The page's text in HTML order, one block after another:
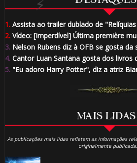
1.Assista ao trailer dublado de
2.Vídeo: [Imperdível] Última première
3.Nelson Rubens diz à OFB se gosta da
4.Cantor Luan Santana gosta dos livros
5."Eu adoro Harry Potter", diz a atriz
MAIS LIDAS
As publicações mais lidas refletem as informações
originalmente